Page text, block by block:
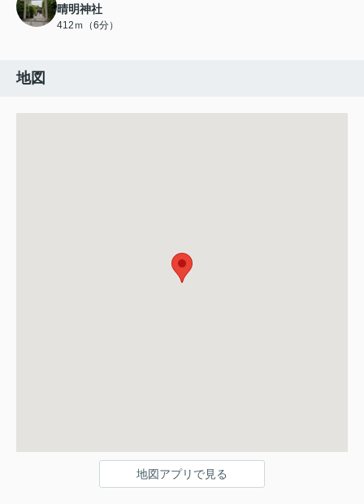
晴明神社
412ｍ（6分）
地図
地図アプリで見る